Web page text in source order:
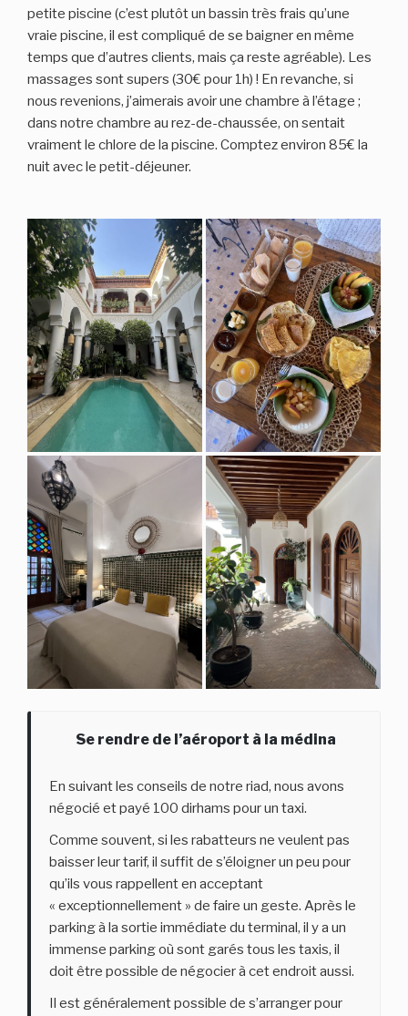
petite piscine (c’est plutôt un bassin très frais qu’une
vraie piscine, il est compliqué de se baigner en même
temps que d’autres clients, mais ça reste agréable). Les
massages sont supers (30€ pour 1h) ! En revanche, si
nous revenions, j’aimerais avoir une chambre à l’étage ;
dans notre chambre au rez-de-chaussée, on sentait
vraiment le chlore de la piscine. Comptez environ 85€ la
nuit avec le petit-déjeuner.
Se rendre de l’aéroport à la médina
En suivant les conseils de notre riad, nous avons
négocié et payé 100 dirhams pour un taxi.
Comme souvent, si les rabatteurs ne veulent pas
baisser leur tarif, il suffit de s’éloigner un peu pour
qu’ils vous rappellent en acceptant
« exceptionnellement » de faire un geste. Après le
parking à la sortie immédiate du terminal, il y a un
immense parking où sont garés tous les taxis, il
doit être possible de négocier à cet endroit aussi.
Il est généralement possible de s’arranger pour